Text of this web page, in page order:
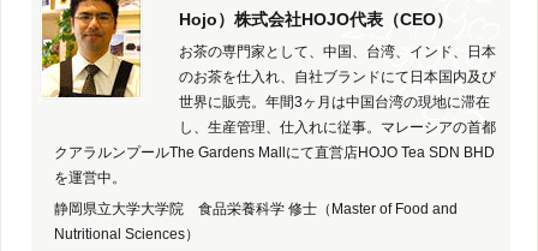
Hojo）株式会社HOJO代表（CEO）
お茶の専門家として、中国、台湾、インド、日本
のお茶を仕入れ、自社ブランドにて日本国内及び
世界に販売。年間3ヶ月は中国台湾の現地に滞在
し、生産管理、仕入れに従事。マレーシアの首都
クアラルンプールThe Gardens Mallにて直営店HOJO Tea SDN BHD
を運営中。
静岡県立大学大学院 食品栄養科学 修士（Master of Food and
Nutritional Sciences）